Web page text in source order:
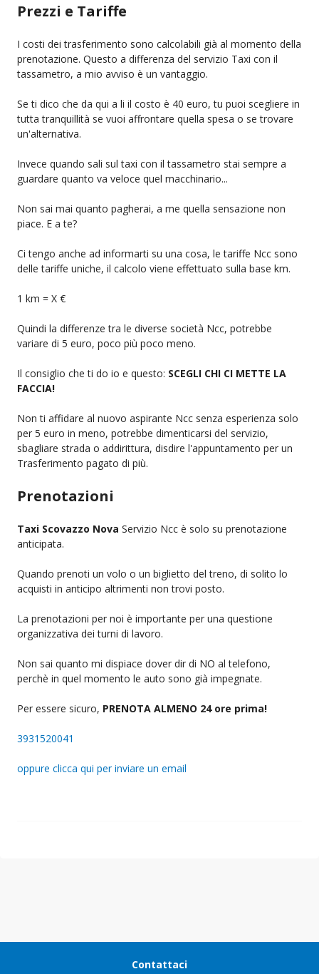
Prezzi e Tariffe
I costi dei trasferimento sono calcolabili già al momento della
prenotazione. Questo a differenza del servizio Taxi con il
tassametro, a mio avviso è un vantaggio.
Se ti dico che da qui a li il costo è 40 euro, tu puoi scegliere in
tutta tranquillità se vuoi affrontare quella spesa o se trovare
un'alternativa.
Invece quando sali sul taxi con il tassametro stai sempre a
guardare quanto va veloce quel macchinario...
Non sai mai quanto pagherai, a me quella sensazione non
piace. E a te?
Ci tengo anche ad informarti su una cosa, le tariffe Ncc sono
delle tariffe uniche, il calcolo viene effettuato sulla base km.
1 km = X €
Quindi la differenze tra le diverse società Ncc, potrebbe
variare di 5 euro, poco più poco meno.
Il consiglio che ti do io e questo: SCEGLI CHI CI METTE LA
FACCIA!
Non ti affidare al nuovo aspirante Ncc senza esperienza solo
per 5 euro in meno, potrebbe dimenticarsi del servizio,
sbagliare strada o addirittura, disdire l'appuntamento per un
Trasferimento pagato di più.
Prenotazioni
Taxi Scovazzo Nova Servizio Ncc è solo su prenotazione
anticipata.
Quando prenoti un volo o un biglietto del treno, di solito lo
acquisti in anticipo altrimenti non trovi posto.
La prenotazioni per noi è importante per una questione
organizzativa dei turni di lavoro.
Non sai quanto mi dispiace dover dir di NO al telefono,
perchè in quel momento le auto sono già impegnate.
Per essere sicuro, PRENOTA ALMENO 24 ore prima!
3931520041
oppure clicca qui per inviare un email
Contattaci